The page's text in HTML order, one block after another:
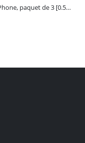
Câble de chargeur pour iPhone, paquet de 3 [0.5M 1M 2M] - GIANAC